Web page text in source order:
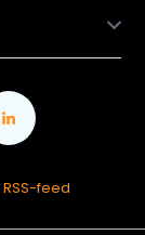
RSS-feed